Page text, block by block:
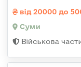
від 20000 до
Суми
Військова